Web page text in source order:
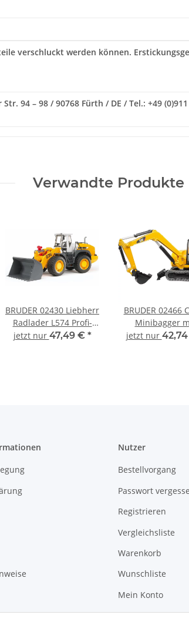
verschluckt werden können.
94 – 98 / 90768 Fürth / DE / Tel.: +49
Verwandte Produkte
BRUDER 02430 Liebherr
Radlader L574 Profi-
Serie bworld 1:16
jetzt nur 47,49 € *
BRUDER 02466
Minibagger
Bauarbeiter
jetzt nur
Nutzer
Bestellvorgang
Passwort
Registrieren
Vergleichsliste
Warenkorb
Wunschliste
Mein Konto
News